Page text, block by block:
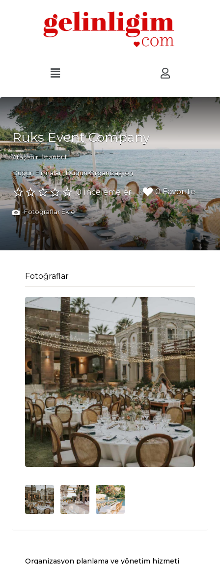
Ruks Event Company
Ataşehir, İstanbul
Düğün Firmaları Düğün Organizasyon
0 İncelemeler 0 Favorite
Fotoğraflar Ekle
Fotoğraflar
Organizasyon planlama ve yönetim hizmeti